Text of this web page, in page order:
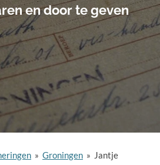
en door te geven
» Groningen » Jantje